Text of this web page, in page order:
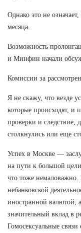
Однако это не
месяца.
Возможность
и Минфин начали
Комиссии за
Я не скажу, что везде
которые происходят, и
проверки и следствие,
столкнулись или еще
Успех в Москве —
на пути к большой
что тоже
небанковской
иностранной валютой,
значительный вклад в
Гомосексуальные